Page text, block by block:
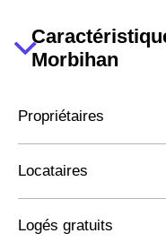
Morbihan
Propriétaires
Locataires
Logés gratuits